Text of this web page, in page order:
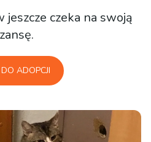
czeka na swoją
ADOPCJI